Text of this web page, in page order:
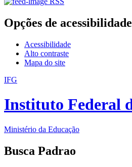
Opções de acessibilidade
Acessibilidade
Alto contraste
Mapa do site
IFG
Instituto Federal
Ministério da Educação
Busca Padrao